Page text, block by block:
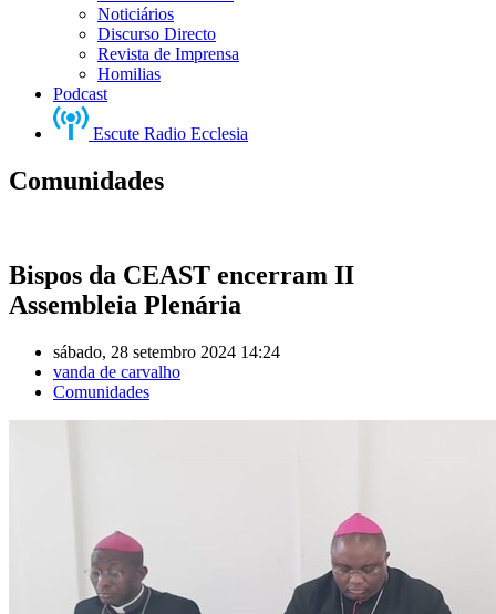
Noticiários
Discurso Directo
Revista de Imprensa
Homilias
Podcast
Escute Radio Ecclesia
Comunidades
Bispos da CEAST encerram II
Assembleia Plenária
sábado, 28 setembro 2024 14:24
vanda de carvalho
Comunidades